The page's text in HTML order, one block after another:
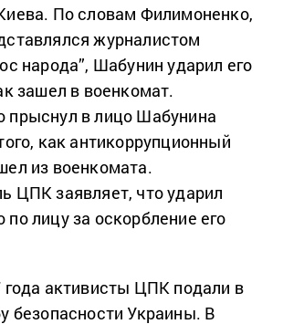
По словам Филимоненко,
журналистом
народа”, Шабунин ударил его
зашел в военкомат.
прыснул в лицо Шабунина
как антикоррупционный
из военкомата.
ЦПК заявляет, что ударил
лицу за оскорбление его
года активисты ЦПК подали в
безопасности Украины. В